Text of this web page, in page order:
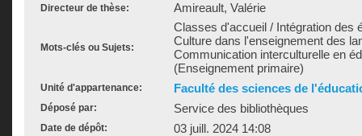
Directeur de thèse: Amireault, Valérie
Mots-clés ou Sujets:
Classes d'accueil / Intégration des
Culture dans l'enseignement des
Communication interculturelle en
(Enseignement primaire)
Unité d'appartenance: Faculté des sciences de
Déposé par: Service des bibliothèques
Date de dépôt: 03 juill. 2024 14:08